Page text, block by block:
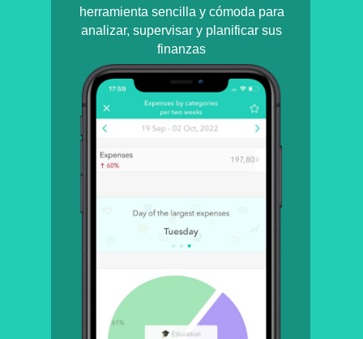
herramienta sencilla y cómoda para
analizar, supervisar y planificar sus
finanzas